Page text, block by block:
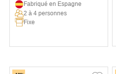
Fabriqué en Espagne
2 à 4 personnes
Fixe